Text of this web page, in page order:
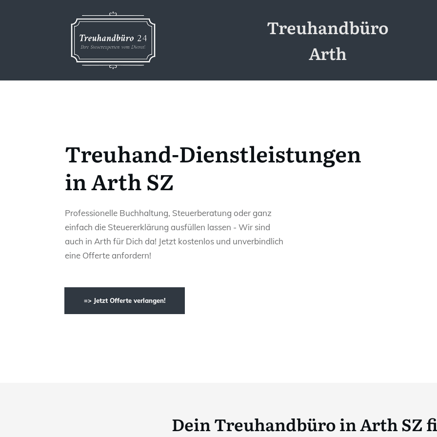
Treuhandbüro
Arth
Treuhand-Dienstleistungen
in Arth SZ
Professionelle Buchhaltung, Steuerberatung oder ganz
einfach die Steuererklärung ausfüllen lassen - Wir sind
auch in Arth für Dich da! Jetzt kostenlos und unverbindlich
eine Offerte anfordern!
=> Jetzt Offerte verlangen!
Dein Treuhandbüro in Arth SZ